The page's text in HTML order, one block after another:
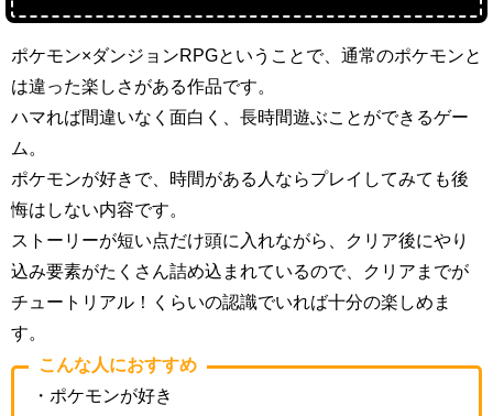
ポケモン×ダンジョンRPGということで、通常のポケモンと
は違った楽しさがある作品です。
ハマれば間違いなく面白く、長時間遊ぶことができるゲー
ム。
ポケモンが好きで、時間がある人ならプレイしてみても後
悔はしない内容です。
ストーリーが短い点だけ頭に入れながら、クリア後にやり
込み要素がたくさん詰め込まれているので、クリアまでが
チュートリアル！くらいの認識でいれば十分の楽しめま
す。
こんな人におすすめ
・ポケモンが好き